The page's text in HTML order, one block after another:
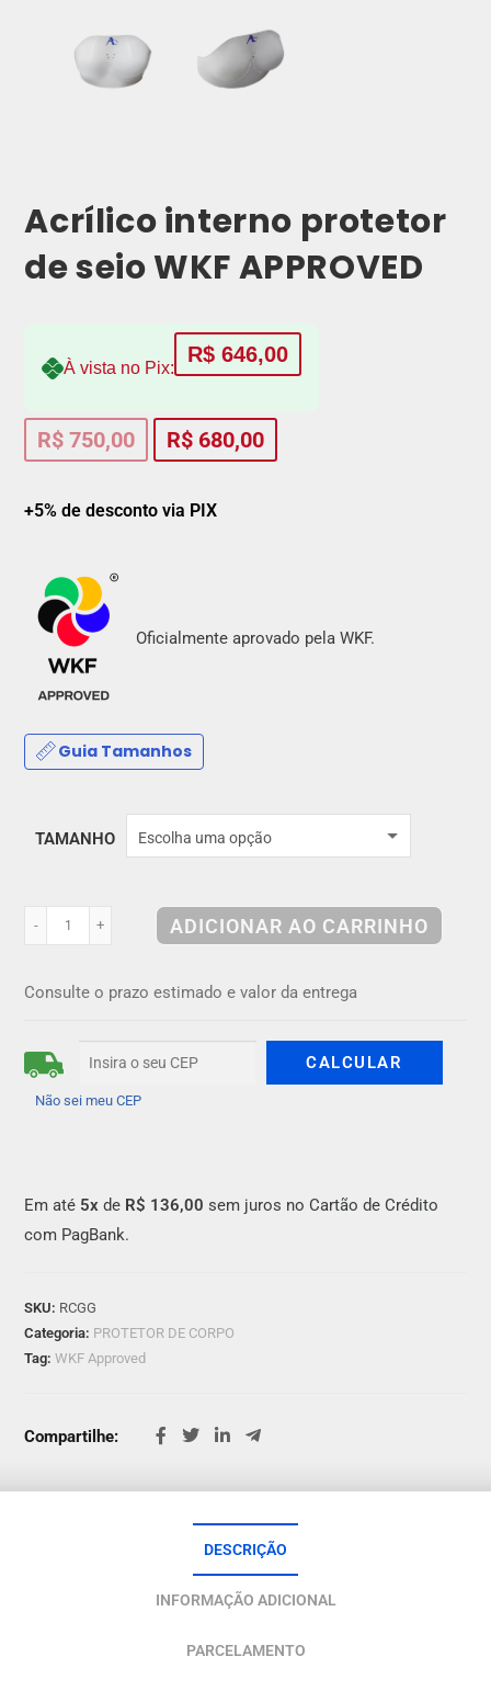
Acrílico interno protetor
de seio WKF APPROVED
À vista no Pix:
R$ 646,00
R$ 750,00 R$ 680,00
+5% de desconto via PIX
Oficialmente aprovado pela WKF.
Guia Tamanhos
TAMANHO Escolha uma opção
- + ADICIONAR AO CARRINHO
Consulte o prazo estimado e valor da entrega
Não sei meu CEP
Em até 5x de R$ 136,00 sem juros no Cartão de Crédito
com PagBank.
SKU: RCGG
Categoria: PROTETOR DE CORPO
Tag:WKF Approved
Compartilhe:
DESCRIÇÃO
INFORMAÇÃO ADICIONAL
PARCELAMENTO